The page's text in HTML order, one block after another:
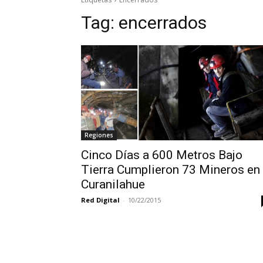
Tag: encerrados
Regiones
Cinco Días a 600 Metros Bajo
Tierra Cumplieron 73 Mineros en
Curanilahue
Red Digital - 10/22/2015